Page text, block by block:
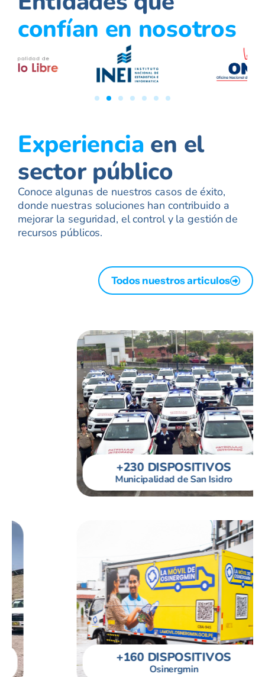
confían en nosotros
Experiencia en el
sector público
Conoce algunas de nuestros casos de éxito,
donde nuestras soluciones han contribuido a
mejorar la seguridad, el control y la gestión de
recursos públicos.
Todos nuestros articulos
+230 DISPOSITIVOS​​
Municipalidad de San Isidro
+160 DISPOSITIVOS
Osinergmin